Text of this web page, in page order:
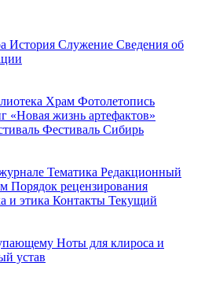
История Служение Сведения об
Храм Фотолетопись
«Новая жизнь артефактов»
Фестиваль Сибирь
Тематика Редакционный
Порядок рецензирования
и этика Контакты Текущий
Ноты для клироса и
устав